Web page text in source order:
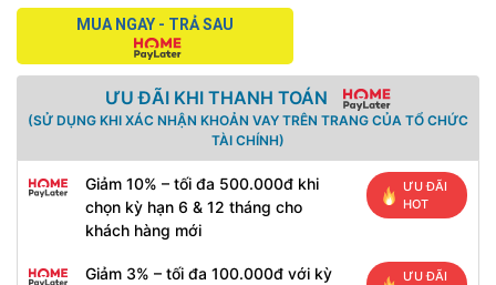
MUA NGAY - TRẢ SAU
ƯU ĐÃI KHI THANH TOÁN
(SỬ DỤNG KHI XÁC NHẬN KHOẢN VAY TRÊN TRANG CỦA TỔ CHỨC
TÀI CHÍNH)
Giảm 10% – tối đa 500.000đ khi
chọn kỳ hạn 6 & 12 tháng cho
khách hàng mới
ƯU ĐÃI
HOT
Giảm 3% – tối đa 100.000đ với kỳ
ƯU ĐÃI